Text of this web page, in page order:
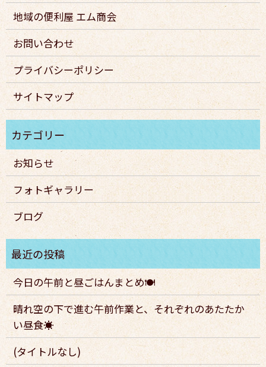
地域の便利屋 エム商会
お問い合わせ
プライバシーポリシー
サイトマップ
お知らせ
フォトギャラリー
ブログ
今日の午前と昼ごはんまとめ🍽️
晴れ空の下で進む午前作業と、それぞれのあたたか
い昼食☀️
(タイトルなし)